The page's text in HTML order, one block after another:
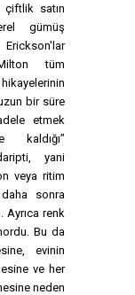
çiftlik satın
gümüş
tüm
bir süre
etmek
kaldığı”
yani
veya ritim
sonra
Ayrıca renk
Bu da
evinin
ve her
neden